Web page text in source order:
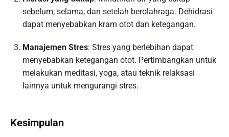
sebelum, selama, dan setelah berolahraga. Dehidrasi
dapat menyebabkan kram otot dan ketegangan.
Manajemen Stres: Stres yang berlebihan dapat
menyebabkan ketegangan otot. Pertimbangkan untuk
melakukan meditasi, yoga, atau teknik relaksasi
lainnya untuk mengurangi stres.
Kesimpulan